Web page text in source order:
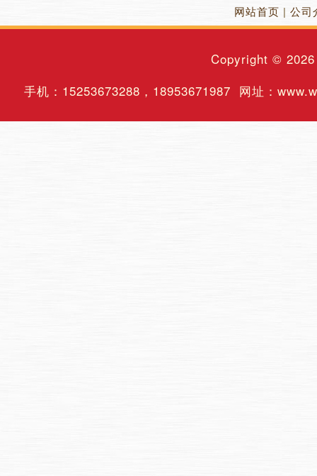
网站首页 | 公司
Copyright ©
手机： 15253673288 ， 18953671987 网址：